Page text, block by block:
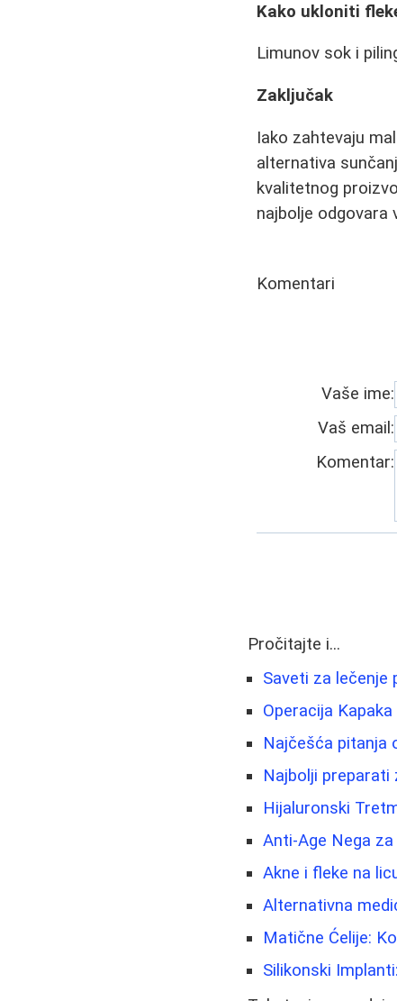
Kako ukloniti
Limunov sok i
Zaključak
Iako zahtevaju
alternativa
kvalitetnog
najbolje odgovara
Komentari
Vaše ime:
Vaš email:
Komentar:
Pročitajte i...
Saveti za lečenje
Operacija
Najčešća pitanja
Najbolji
Hijaluronski
Anti-Age Nega
Akne i fleke na
Alternativna
Matične Ćelije:
Silikonski